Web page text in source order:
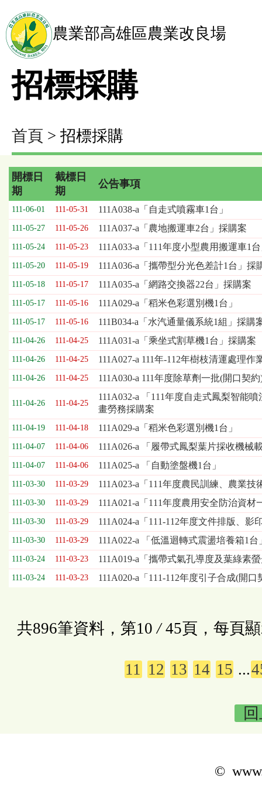
農業部高雄區農業改良場
招標採購
首頁 > 招標採購
招
標
採
購
列
表，
欄
位
依
序
開
標
期、
截
標
期、
公
告
事
項
開標日
期
截標日
期
公告事項
111-06-01 111-05-31 111A038-a「自走式噴霧車1台」
111-05-27 111-05-26 111A037-a「農地搬運車2台」採購案
111-05-24 111-05-23 111A033-a「111年度小型農用搬運車1
111-05-20 111-05-19 111A036-a「攜帶型分光色差計1台」採
111-05-18 111-05-17 111A035-a「網路交換器22台」採購案
111-05-17 111-05-16 111A029-a「稻米色彩選別機1台」
111-05-17 111-05-16 111B034-a「水汽通量儀系統1組」採購
111-04-26 111-04-25 111A031-a「乘坐式割草機1台」採購案
111-04-26 111-04-25 111A027-a 111年-112年樹枝清運處理
111-04-26 111-04-25 111A030-a 111年度除草劑一批(開口契約
111-04-26 111-04-25
111A032-a 「111年度自走式鳳梨智能
畫勞務採購案
111-04-19 111-04-18 111A029-a「稻米色彩選別機1台」
111-04-07 111-04-06 111A026-a 「履帶式鳳梨葉片採收機械
111-04-07 111-04-06 111A025-a 「自動塗盤機1台」
111-03-30 111-03-29 111A023-a「111年度農民訓練、農業
111-03-30 111-03-29 111A021-a「111年度農用安全防治資
111-03-30 111-03-29 111A024-a「111-112年度文件排版、
111-03-30 111-03-29 111A022-a 「低溫迴轉式震盪培養箱1台
111-03-24 111-03-23 111A019-a「攜帶式氣孔導度及葉綠素
111-03-24 111-03-23 111A020-a「111-112年度引子合成(開
共896筆資料，第10 /45頁，每頁
11 12 13 14 15 ...
©